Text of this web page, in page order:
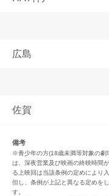
広島
佐賀
備考
※青少年の方(18歳未満等対象の劇
は、深夜営業及び映画の終映時間
る上映回は当該条例の定めにより
但し、条例が上記と異なる定めを
す。